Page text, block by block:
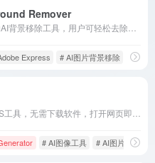
Remover
Express # AI图片背景移除 # AI工
# AI图像工具 # AI图片优化修